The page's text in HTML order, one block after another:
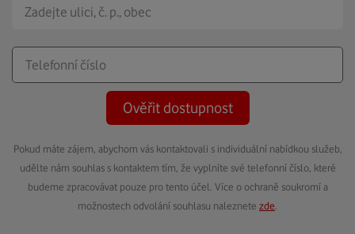
Ověřit dostupnost
Pokud máte zájem, abychom vás kontaktovali s individuální nabídkou služeb,
udělte nám souhlas s kontaktem tím, že vyplníte své telefonní číslo, které
budeme zpracovávat pouze pro tento účel. Více o ochraně soukromí a
možnostech odvolání souhlasu naleznete zde